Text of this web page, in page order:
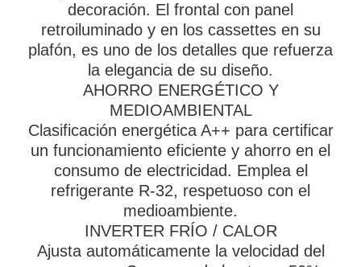
decoración. El frontal con panel
retroiluminado y en los cassettes en su
plafón, es uno de los detalles que refuerza
la elegancia de su diseño.
AHORRO ENERGÉTICO Y
MEDIOAMBIENTAL
Clasificación energética A++ para certificar
un funcionamiento eficiente y ahorro en el
consumo de electricidad. Emplea el
refrigerante R-32, respetuoso con el
medioambiente.
INVERTER FRÍO / CALOR
Ajusta automáticamente la velocidad del